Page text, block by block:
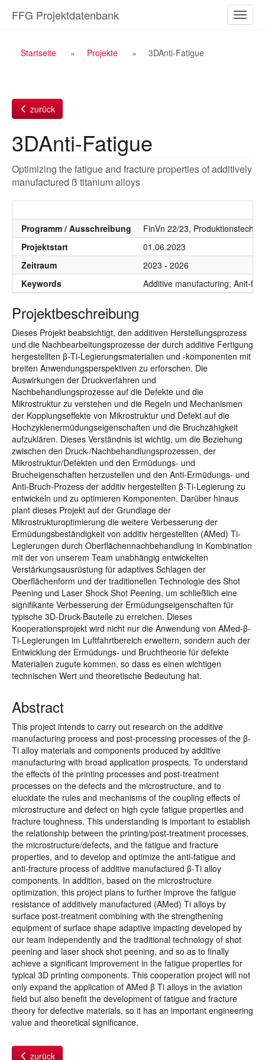
Inhalt
ein-/
FFG Projektdatenbank
Breadcrumb
Startseite Projekte 3DAnti-Fatigue
zurück
3DAnti-Fatigue
Optimizing the fatigue and fracture properties of additively
manufactured ß titanium alloys
Programm / Ausschreibung
FinVn 22/23,
Projektstart
01.06.2023
Zeitraum
2023 - 2026
Keywords
Additive manufacturing; Anit-
Projektbeschreibung
Dieses Projekt beabsichtigt, den additiven Herstellungsprozess
und die Nachbearbeitungsprozesse der durch additive Fertigung
hergestellten β-Ti-Legierungsmaterialien und -komponenten mit
breiten Anwendungsperspektiven zu erforschen. Die
Auswirkungen der Druckverfahren und
Nachbehandlungsprozesse auf die Defekte und die
Mikrostruktur zu verstehen und die Regeln und Mechanismen
der Kopplungseffekte von Mikrostruktur und Defekt auf die
Hochzyklenermüdungseigenschaften und die Bruchzähigkeit
aufzuklären. Dieses Verständnis ist wichtig, um die Beziehung
zwischen den Druck-/Nachbehandlungsprozessen, der
Mikrostruktur/Defekten und den Ermüdungs- und
Brucheigenschaften herzustellen und den Anti-Ermüdungs- und
Anti-Bruch-Prozess der additiv hergestellten β-Ti-Legierung zu
entwickeln und zu optimieren Komponenten. Darüber hinaus
plant dieses Projekt auf der Grundlage der
Mikrostrukturoptimierung die weitere Verbesserung der
Ermüdungsbeständigkeit von additiv hergestellten (AMed) Ti-
Legierungen durch Oberflächennachbehandlung in Kombination
mit der von unserem Team unabhängig entwickelten
Verstärkungsausrüstung für adaptives Schlagen der
Oberflächenform und der traditionellen Technologie des Shot
Peening und Laser Shock Shot Peening, um schließlich eine
signifikante Verbesserung der Ermüdungseigenschaften für
typische 3D-Druck-Bauteile zu erreichen. Dieses
Kooperationsprojekt wird nicht nur die Anwendung von AMed-β-
Ti-Legierungen im Luftfahrtbereich erweitern, sondern auch der
Entwicklung der Ermüdungs- und Bruchtheorie für defekte
Materialien zugute kommen, so dass es einen wichtigen
technischen Wert und theoretische Bedeutung hat.
Abstract
This project intends to carry out research on the additive
manufacturing process and post-processing processes of the β-
Ti alloy materials and components produced by additive
manufacturing with broad application prospects. To understand
the effects of the printing processes and post-treatment
processes on the defects and the microstructure, and to
elucidate the rules and mechanisms of the coupling effects of
microstructure and defect on high cycle fatigue properties and
fracture toughness. This understanding is important to establish
the relationship between the printing/post-treatment processes,
the microstructure/defects, and the fatigue and fracture
properties, and to develop and optimize the anti-fatigue and
anti-fracture process of additive manufactured β-Ti alloy
components. In addition, based on the microstructure
optimization, this project plans to further improve the fatigue
resistance of additively manufactured (AMed) Ti alloys by
surface post-treatment combining with the strengthening
equipment of surface shape adaptive impacting developed by
our team independently and the traditional technology of shot
peening and laser shock shot peening, and so as to finally
achieve a significant improvement in the fatigue properties for
typical 3D printing components. This cooperation project will not
only expand the application of AMed β Ti alloys in the aviation
field but also benefit the development of fatigue and fracture
theory for defective materials, so it has an important engineering
value and theoretical significance.
zurück